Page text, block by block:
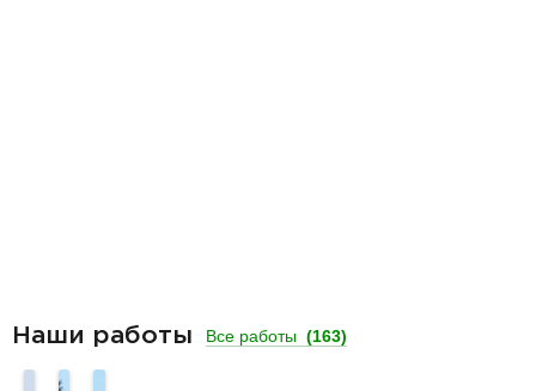
Наши работы Все работы (163)